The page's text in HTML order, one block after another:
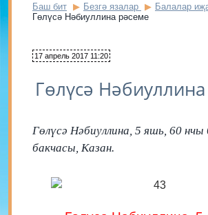
Баш бит Безгә язалар
Балалар
Гөлүсә Нәбиуллина рәсеме
17 апрель 2017 11:20
Гөлүсә
Гөлүсә Нәбиуллина, 5 яшь, 60 нчы
бакчасы, Казан.